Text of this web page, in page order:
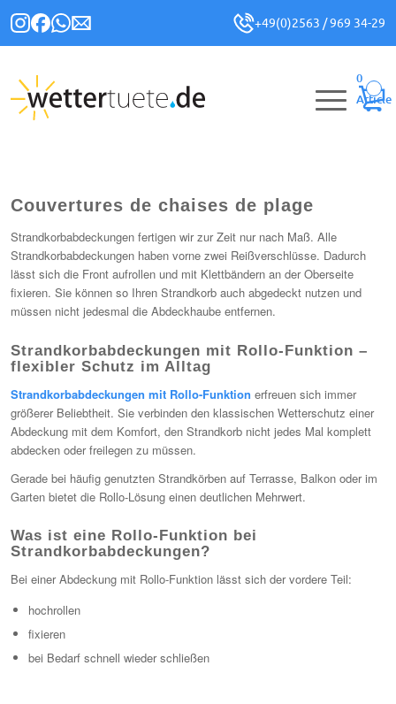
+49(0)2563 / 969 34-29
0
Article
Couvertures de chaises de plage
Strandkorbabdeckungen fertigen wir zur Zeit nur nach Maß. Alle
Strandkorbabdeckungen haben vorne zwei Reißverschlüsse. Dadurch
lässt sich die Front aufrollen und mit Klettbändern an der Oberseite
fixieren. Sie können so Ihren Strandkorb auch abgedeckt nutzen und
müssen nicht jedesmal die Abdeckhaube entfernen.
Strandkorbabdeckungen mit Rollo-Funktion –
flexibler Schutz im Alltag
Strandkorbabdeckungen mit Rollo-Funktion erfreuen sich immer
größerer Beliebtheit. Sie verbinden den klassischen Wetterschutz einer
Abdeckung mit dem Komfort, den Strandkorb nicht jedes Mal komplett
abdecken oder freilegen zu müssen.
Gerade bei häufig genutzten Strandkörben auf Terrasse, Balkon oder im
Garten bietet die Rollo-Lösung einen deutlichen Mehrwert.
Was ist eine Rollo-Funktion bei
Strandkorbabdeckungen?
Bei einer Abdeckung mit Rollo-Funktion lässt sich der vordere Teil:
hochrollen
fixieren
bei Bedarf schnell wieder schließen